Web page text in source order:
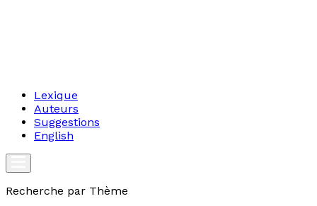
Lexique
Auteurs
Suggestions
English
Recherche par Thème